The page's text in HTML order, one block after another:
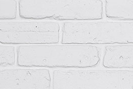
Способ установки
Степень защиты
Климатическое исполнение
Высота над уровнем моря, м